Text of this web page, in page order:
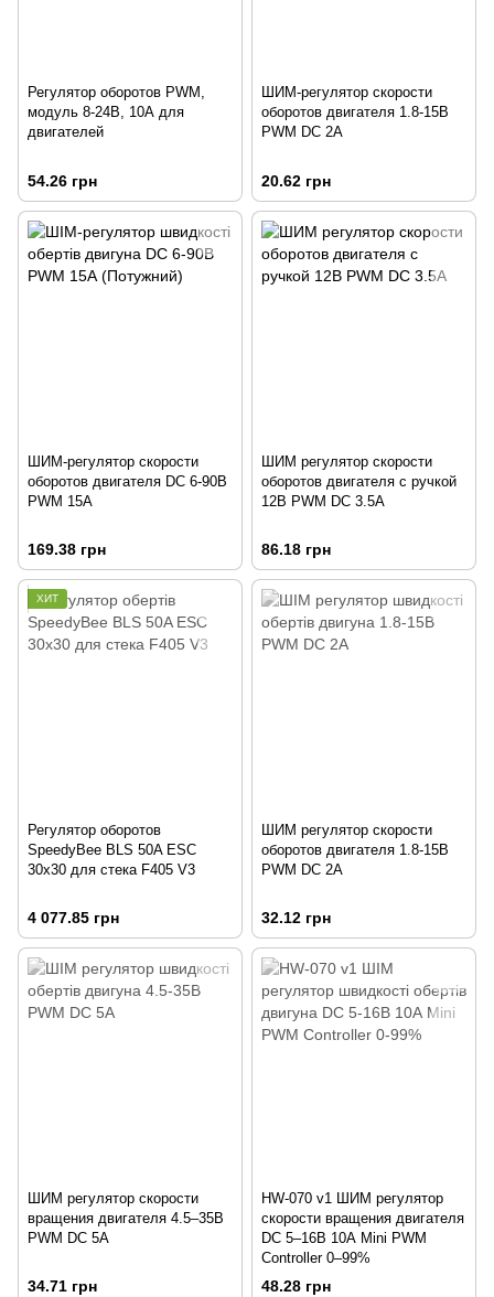
Регулятор оборотов PWM,
модуль 8-24В, 10А для
двигателей
54.26 грн
ШИМ-регулятор скорости
оборотов двигателя 1.8-15В
PWM DC 2А
20.62 грн
ШИМ-регулятор скорости
оборотов двигателя DC 6-90В
PWM 15А
169.38 грн
ШИМ регулятор скорости
оборотов двигателя с ручкой
12В PWM DC 3.5A
86.18 грн
ХИТ
Регулятор оборотов
SpeedyBee BLS 50A ESC
30x30 для стека F405 V3
4 077.85 грн
ШИМ регулятор скорости
оборотов двигателя 1.8-15В
PWM DC 2А
32.12 грн
ШИМ регулятор скорости
вращения двигателя 4.5–35В
PWM DC 5A
34.71 грн
HW-070 v1 ШИМ регулятор
скорости вращения двигателя
DC 5–16В 10А Mini PWM
Controller 0–99%
48.28 грн